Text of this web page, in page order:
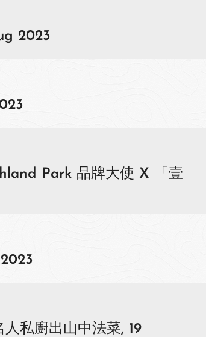
2023
Park 品牌大使 X 「壹
私廚出山中法菜, 19